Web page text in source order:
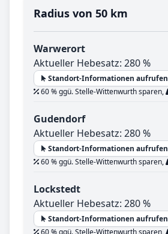
Radius von 50 km
Warwerort
Aktueller Hebesatz: 280 %
Standort-Informationen aufrufen
60 % ggü. Stelle-Wittenwurth sparen,
Gudendorf
Aktueller Hebesatz: 280 %
Standort-Informationen aufrufen
60 % ggü. Stelle-Wittenwurth sparen,
Lockstedt
Aktueller Hebesatz: 280 %
Standort-Informationen aufrufen
60 % ggü. Stelle-Wittenwurth sparen,